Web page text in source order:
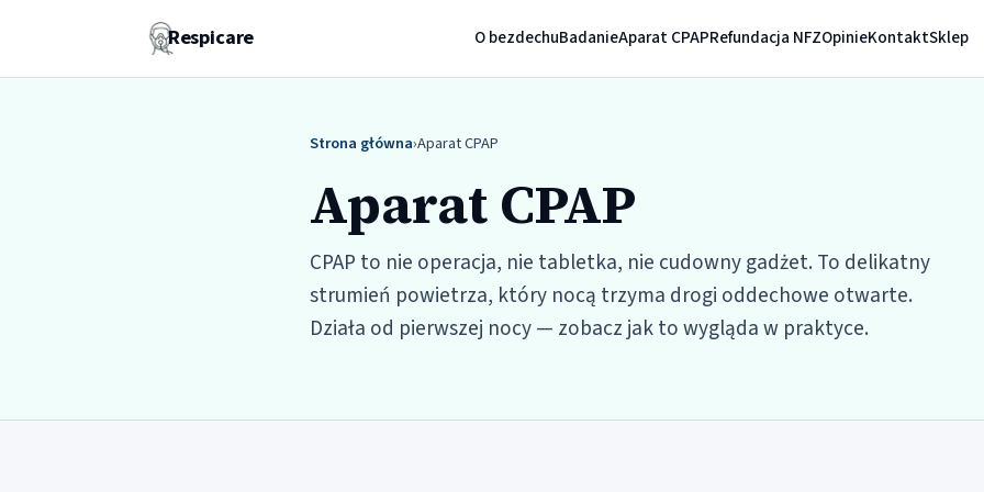
Respicare O bezdechuBadanieAparat CPAPRefundacja NFZOpinieKontaktSklep
Strona główna›Aparat CPAP
Aparat CPAP
CPAP to nie operacja, nie tabletka, nie cudowny gadżet. To delikatny
strumień powietrza, który nocą trzyma drogi oddechowe otwarte.
Działa od pierwszej nocy — zobacz jak to wygląda w praktyce.